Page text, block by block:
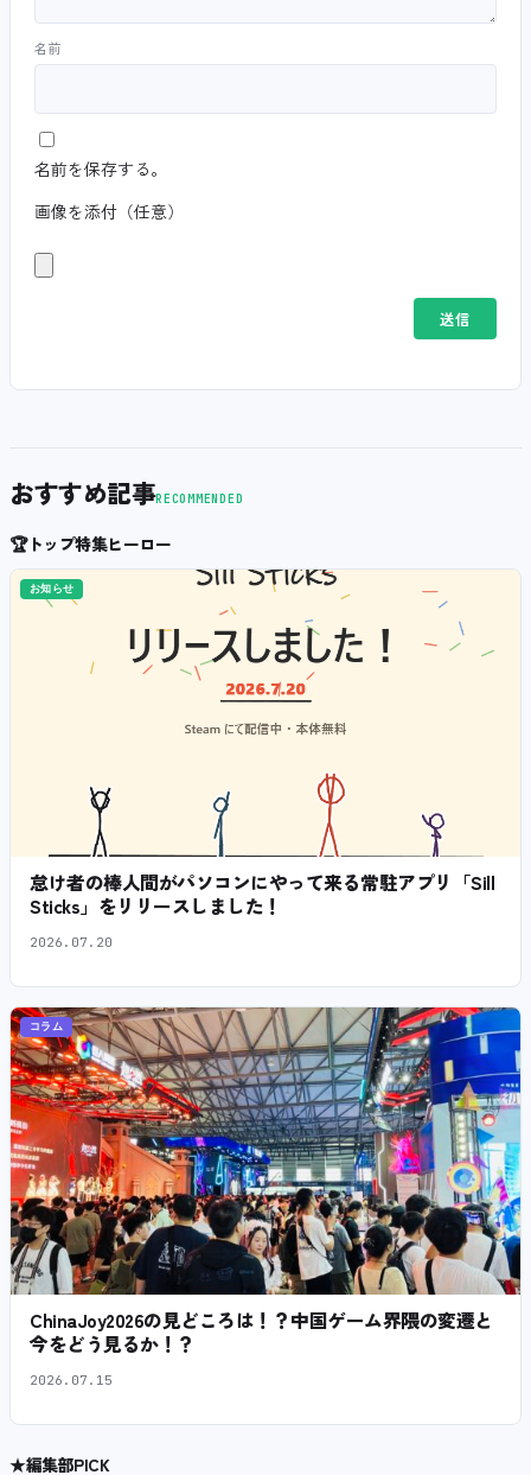
名前
名前を保存する。
画像を添付（任意）
おすすめ記事RECOMMENDED
🏆トップ特集ヒーロー
お知らせ
怠け者の棒人間がパソコンにやって来る常駐アプリ「Sill
Sticks」をリリースしました！
2026.07.20
コラム
ChinaJoy2026の見どころは！？中国ゲーム界隈の変遷と
今をどう見るか！？
2026.07.15
★編集部PICK